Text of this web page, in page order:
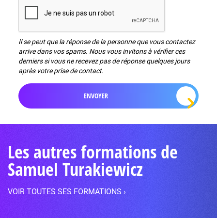
Il se peut que la réponse de la personne que vous contactez
arrive dans vos spams. Nous vous invitons à vérifier ces
derniers si vous ne recevez pas de réponse quelques jours
après votre prise de contact.
Les autres formations de
Samuel Turakiewicz
VOIR TOUTES SES FORMATIONS ›